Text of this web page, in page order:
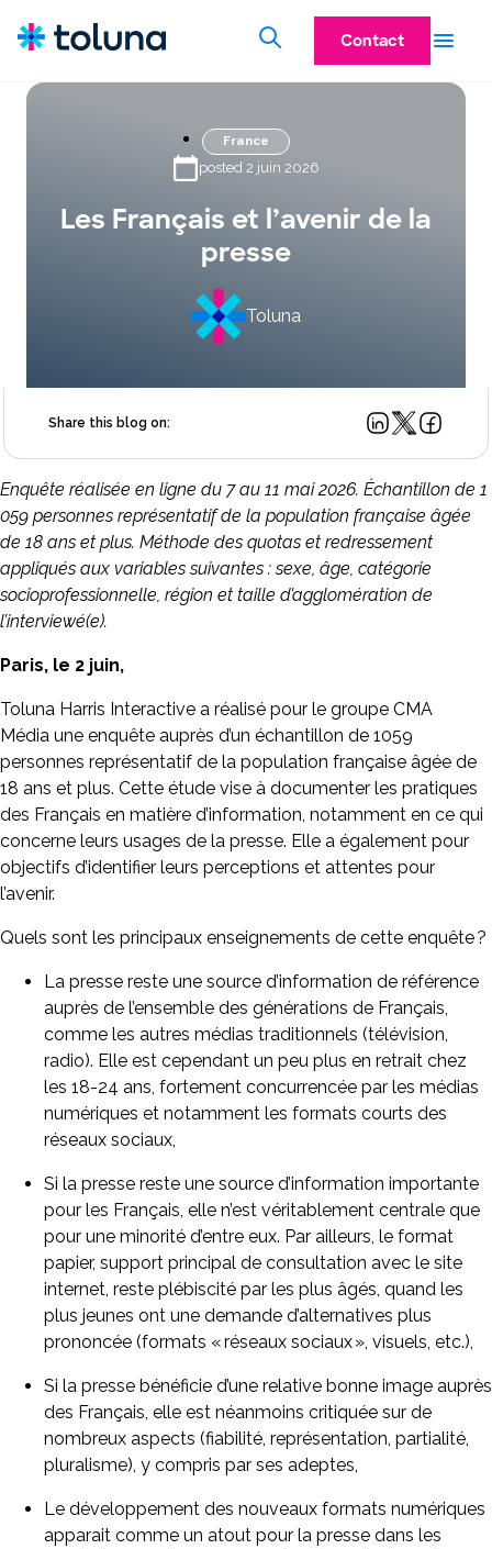
Contact
France
posted 2 juin 2026
Les Français et l’avenir de la
presse​
Toluna
Share this blog on:
Enquête réalisée en ligne du 7 au 11 mai 2026.​ Échantillon de 1
059 personnes représentatif de la population française âgée
de 18 ans et plus.​ Méthode des quotas et redressement
appliqués aux variables suivantes : sexe, âge, catégorie
socioprofessionnelle, région et taille d’agglomération de
l’interviewé(e).​
Paris, le 2 juin,
Toluna Harris Interactive a réalisé pour le groupe CMA
Média une enquête auprès d’un échantillon de 1059
personnes représentatif de la population française âgée de
18 ans et plus. Cette étude vise à documenter les pratiques
des Français en matière d’information, notamment en ce qui
concerne leurs usages de la presse. Elle a également pour
objectifs d’identifier leurs perceptions et attentes pour
l’avenir.
Quels sont les principaux enseignements de cette enquête ?
La presse reste une source d’information de référence
auprès de l’ensemble des générations de Français,
comme les autres médias traditionnels (télévision,
radio). Elle est cependant un peu plus en retrait chez
les 18-24 ans, fortement concurrencée par les médias
numériques et notamment les formats courts des
réseaux sociaux,
Si la presse reste une source d’information importante
pour les Français, elle n’est véritablement centrale que
pour une minorité d’entre eux. Par ailleurs, le format
papier, support principal de consultation avec le site
internet, reste plébiscité par les plus âgés, quand les
plus jeunes ont une demande d’alternatives plus
prononcée (formats « réseaux sociaux », visuels, etc.),
Si la presse bénéficie d’une relative bonne image auprès
des Français, elle est néanmoins critiquée sur de
nombreux aspects (fiabilité, représentation, partialité,
pluralisme), y compris par ses adeptes,
Le développement des nouveaux formats numériques
apparait comme un atout pour la presse dans les